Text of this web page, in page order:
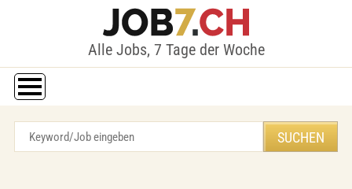
Alle Jobs, 7 Tage der Woche